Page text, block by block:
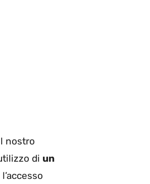
nostro
di un